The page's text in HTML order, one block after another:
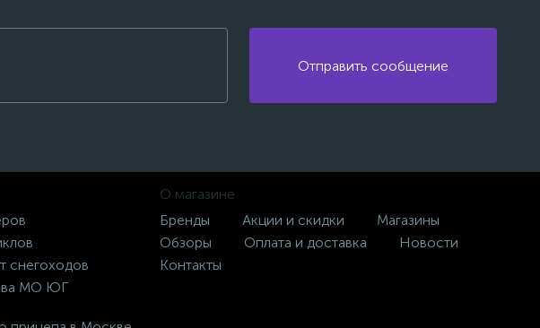
Отправить сообщение
снегоходов
МО ЮГ
О магазине
Бренды
Акции и скидки
Магазины
Обзоры
Оплата и доставка
Новости
Контакты